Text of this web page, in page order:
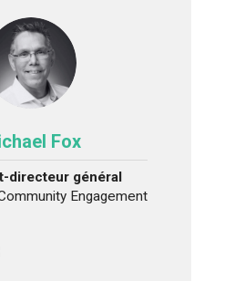
Fox
directeur général
Engagement